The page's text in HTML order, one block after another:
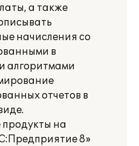
а также
начисления со
в
алгоритмами
отчетов в
на
8»